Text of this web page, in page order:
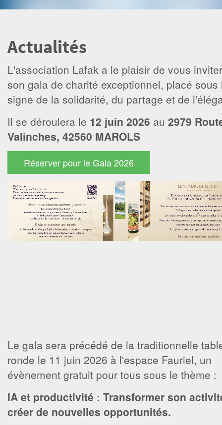
Actualités
L'association Lafak a le plaisir de vous
son gala de charité exceptionnel, placé sous
signe de la solidarité, du partage et de
Il se déroulera le 12 juin 2026 au 2979
Valinches, 42560 MAROLS
Réserver pour le Gala 2026
Le gala sera précédé de la traditionnelle
ronde le 11 juin 2026 à l'espace Fauriel, un
évènement gratuit pour tous sous le thème :
IA et productivité : Transformer son
créer de nouvelles opportunités.